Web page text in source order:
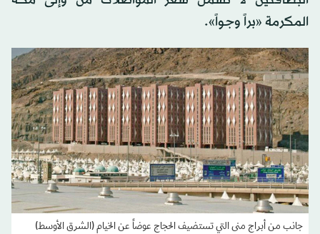
المكرمة «براً وجواً».
جانب من أبراج منى التي تستضيف الحجاج عوضاً عن الخيام (الشرق الأوسط)